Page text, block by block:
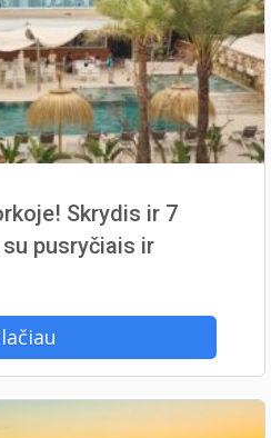
Skrydis ir 7
pusryčiais ir